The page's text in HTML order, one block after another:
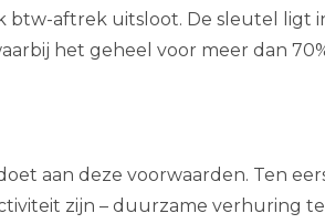
btw-aftrek uitsloot. De sleutel ligt
het geheel voor meer dan
aan deze voorwaarden. Ten
zijn – duurzame verhuring